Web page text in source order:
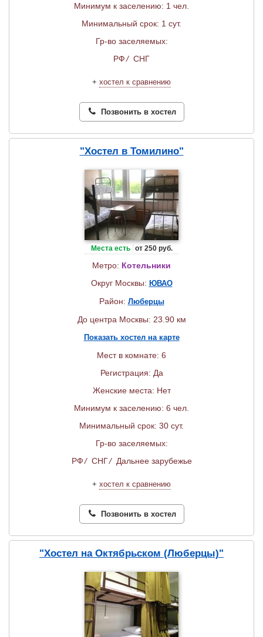
Минимум к заселению: 1 чел.
Минимальный срок: 1 сут.
Гр-во заселяемых:
РФ/ СНГ
+ хостел к сравнению
Позвонить в хостел
"Хостел в Томилино"
Места есть от 250 руб.
Метро: Котельники
Округ Москвы: ЮВАО
Район: Люберцы
До центра Москвы: 23.90 км
Показать хостел на карте
Мест в комнате: 6
Регистрация: Да
Женские места: Нет
Минимум к заселению: 6 чел.
Минимальный срок: 30 сут.
Гр-во заселяемых:
РФ/ СНГ/ Дальнее зарубежье
+ хостел к сравнению
Позвонить в хостел
"Хостел на Октябрьском (Люберцы)"